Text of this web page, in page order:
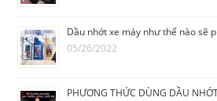
Dầu nhớt xe máy như thế nào sẽ
05/26/2022
PHƯƠNG THỨC DÙNG DẦU